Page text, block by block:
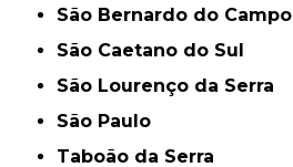
São Bernardo do Campo
São Caetano do Sul
São Lourenço da Serra
São Paulo
Taboão da Serra